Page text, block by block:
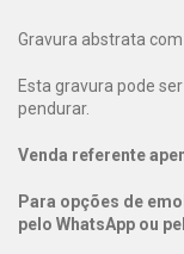
Gravura abstrata
Esta gravura pode
pendurar.
Venda referente
Para opções de
pelo WhatsApp ou